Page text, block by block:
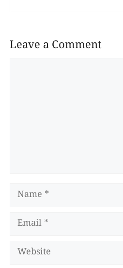
Leave a Comment
Name
Email
Website